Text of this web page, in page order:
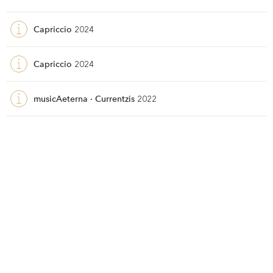
Capriccio 2024
Capriccio 2024
musicAeterna · Currentzis 2022